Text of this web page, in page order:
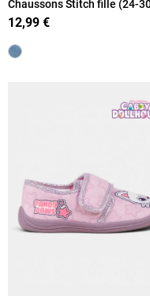
Chaussons Stitch fille (24-
12,99 €